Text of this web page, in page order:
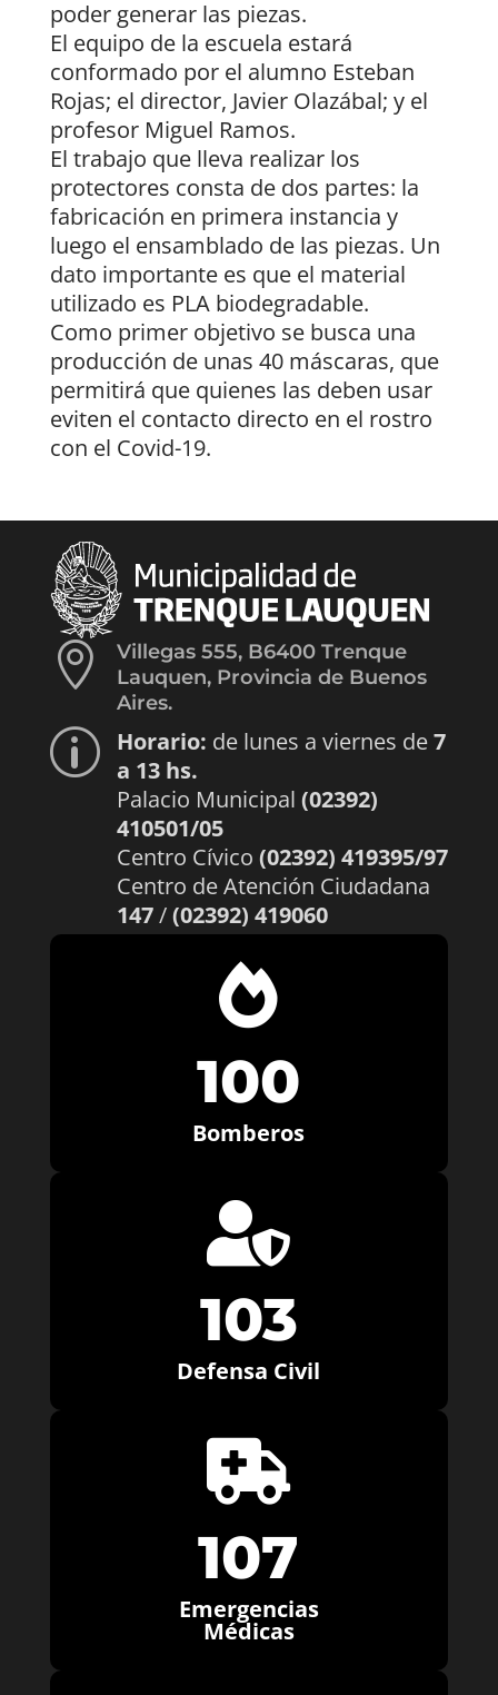
poder generar las piezas.
El equipo de la escuela estará
conformado por el alumno Esteban
Rojas; el director, Javier Olazábal; y el
profesor Miguel Ramos.
El trabajo que lleva realizar los
protectores consta de dos partes: la
fabricación en primera instancia y
luego el ensamblado de las piezas. Un
dato importante es que el material
utilizado es PLA biodegradable.
Como primer objetivo se busca una
producción de unas 40 máscaras, que
permitirá que quienes las deben usar
eviten el contacto directo en el rostro
con el Covid-19.

Villegas 555, B6400 Trenque
Lauquen, Provincia de Buenos
Aires.
p Horario: de lunes a viernes de7
a 13 hs.
Palacio Municipal (02392)
410501/05
Centro Cívico (02392) 419395/97
Centro de Atención Ciudadana
147/(02392) 419060

100
Bomberos

103
Defensa Civil

107
Emergencias
Médicas